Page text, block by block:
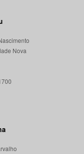
Nova